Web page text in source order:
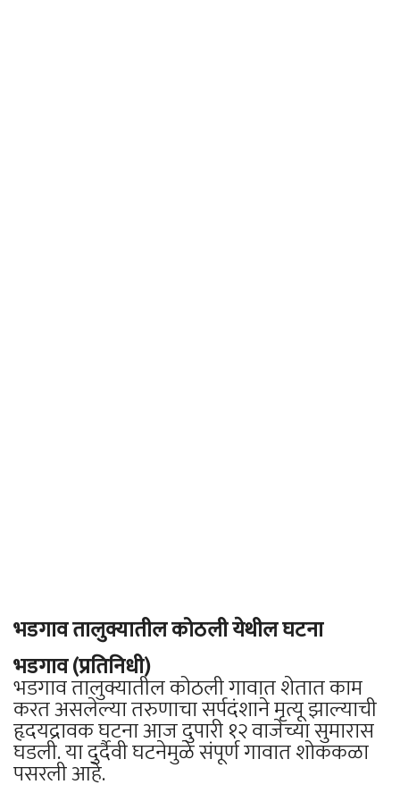
भडगाव तालुक्यातील कोठली येथील घटना
भडगाव (प्रतिनिधी)
भडगाव तालुक्यातील कोठली गावात शेतात काम
करत असलेल्या तरुणाचा सर्पदंशाने मृत्यू झाल्याची
हृदयद्रावक घटना आज दुपारी १२ वाजेच्या सुमारास
घडली. या दुर्दैवी घटनेमुळे संपूर्ण गावात शोककळा
पसरली आहे.